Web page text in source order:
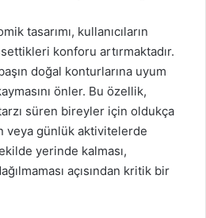
tasarımı, kullanıcıların
konforu artırmaktadır.
doğal konturlarına uyum
önler. Bu özellik,
süren bireyler için oldukça
veya günlük aktivitelerde
yerinde kalması,
açısından kritik bir